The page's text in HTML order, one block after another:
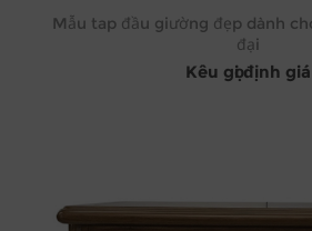
Mẫu tap đầu giường đẹp dành
đại
Kêu gọi định giá